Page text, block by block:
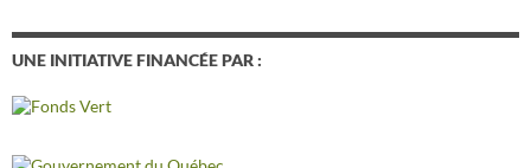
UNE INITIATIVE FINANCÉE PAR :